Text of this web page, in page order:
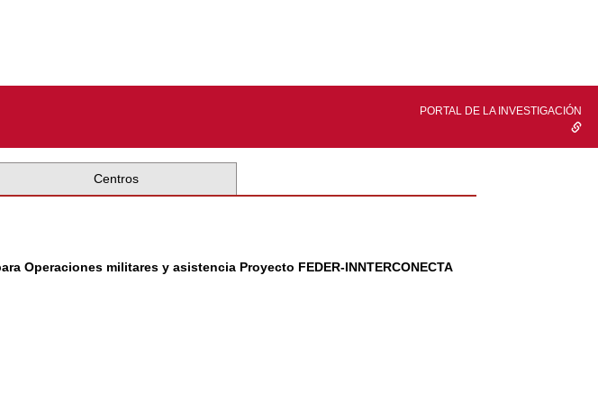
PORTAL DE LA INVESTIGACIÓN
Centros
Operaciones militares y asistencia Proyecto FEDER-INNTERCONECTA